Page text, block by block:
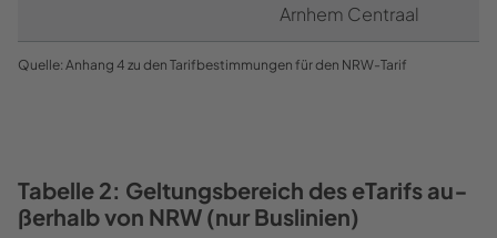
Quel­le: An­hang 4 zu den Ta­rif­be­stim­mun­gen für den NRW-​Tarif
Arn­hem Cen­tr­aal
Ta­bel­le 2: Gel­tungs­be­reich des eTa­rifs au­
ßer­halb von NRW (nur Bus­li­ni­en)